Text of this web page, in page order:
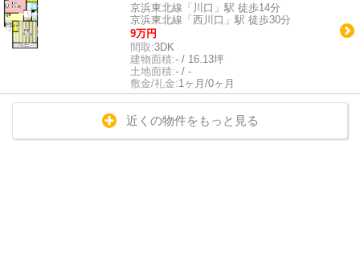
京浜東北線「川口」駅 徒歩14分
京浜東北線「西川口」駅 徒歩30分
9万円
間取:3DK
建物面積:- / 16.13坪
土地面積:- / -
敷金/礼金:1ヶ月/0ヶ月
近くの物件をもっと見る